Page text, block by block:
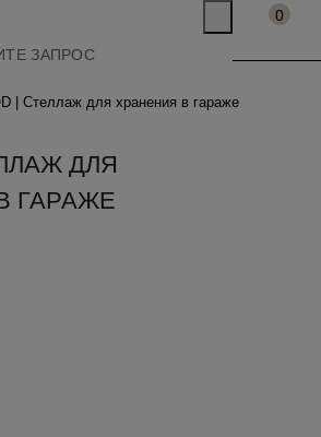
0
| Стеллаж для хранения в гараже
ДЛЯ
ГАРАЖЕ